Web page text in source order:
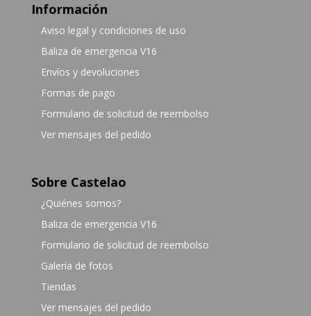
Información
Aviso legal y condiciones de uso
Baliza de emergencia V16
Envíos y devoluciones
Formas de pago
Formulario de solicitud de reembolso
Ver mensajes del pedido
Sobre Castelao
¿Quiénes somos?
Baliza de emergencia V16
Formulario de solicitud de reembolso
Galería de fotos
Tiendas
Ver mensajes del pedido